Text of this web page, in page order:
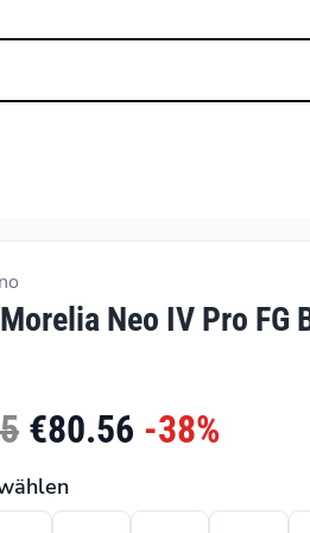
Neo IV Pro FG
€80.56 -38%